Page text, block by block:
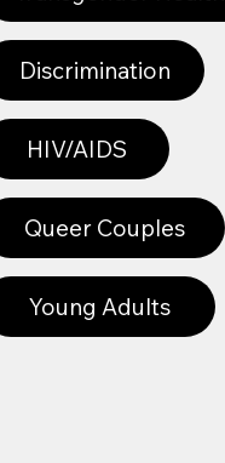
Discrimination
HIV/AIDS
Queer Couples
Young Adults